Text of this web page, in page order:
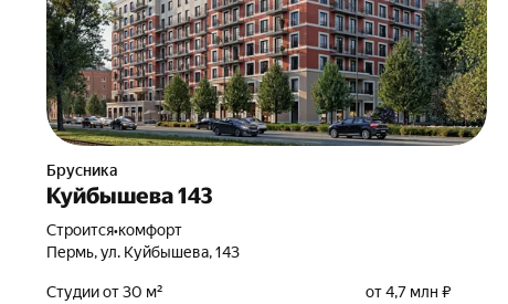
Брусника
Куйбышева 143
Строится•комфорт
Пермь, ул. Куйбышева, 143
Студии от 30 м²
от 4,7 млн ₽